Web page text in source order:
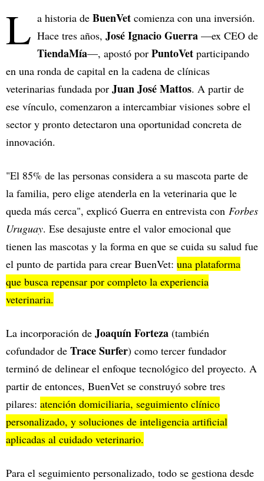
L a historia de BuenVet comienza con una inversión.
Hace tres años, José Ignacio Guerra —ex CEO de
TiendaMía—, apostó por PuntoVet participando
en una ronda de capital en la cadena de clínicas
veterinarias fundada por Juan José Mattos. A partir de
ese vínculo, comenzaron a intercambiar visiones sobre el
sector y pronto detectaron una oportunidad concreta de
innovación.
"El 85% de las personas considera a su mascota parte de
la familia, pero elige atenderla en la veterinaria que le
queda más cerca", explicó Guerra en entrevista con Forbes
Uruguay. Ese desajuste entre el valor emocional que
tienen las mascotas y la forma en que se cuida su salud fue
el punto de partida para crear BuenVet: una plataforma
que busca repensar por completo la experiencia
veterinaria.
La incorporación de Joaquín Forteza (también
cofundador de Trace Surfer) como tercer fundador
terminó de delinear el enfoque tecnológico del proyecto. A
partir de entonces, BuenVet se construyó sobre tres
pilares: atención domiciliaria, seguimiento clínico
personalizado, y soluciones de inteligencia artificial
aplicadas al cuidado veterinario.
Para el seguimiento personalizado, todo se gestiona desde